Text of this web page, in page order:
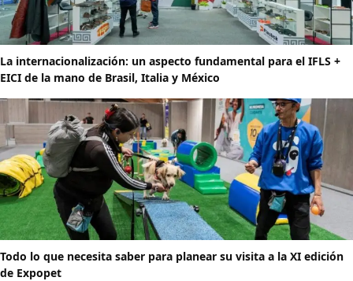
La internacionalización: un aspecto fundamental para el IFLS +
EICI de la mano de Brasil, Italia y México
Todo lo que necesita saber para planear su visita a la XI edición
de Expopet